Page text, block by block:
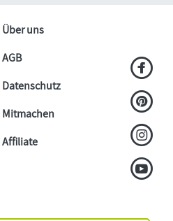
Über uns
AGB
Datenschutz
Mitmachen
Affiliate